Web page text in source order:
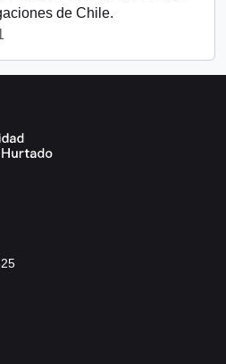
de Chile.